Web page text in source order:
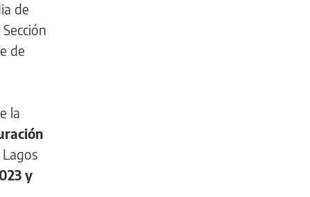
de
de
la
y